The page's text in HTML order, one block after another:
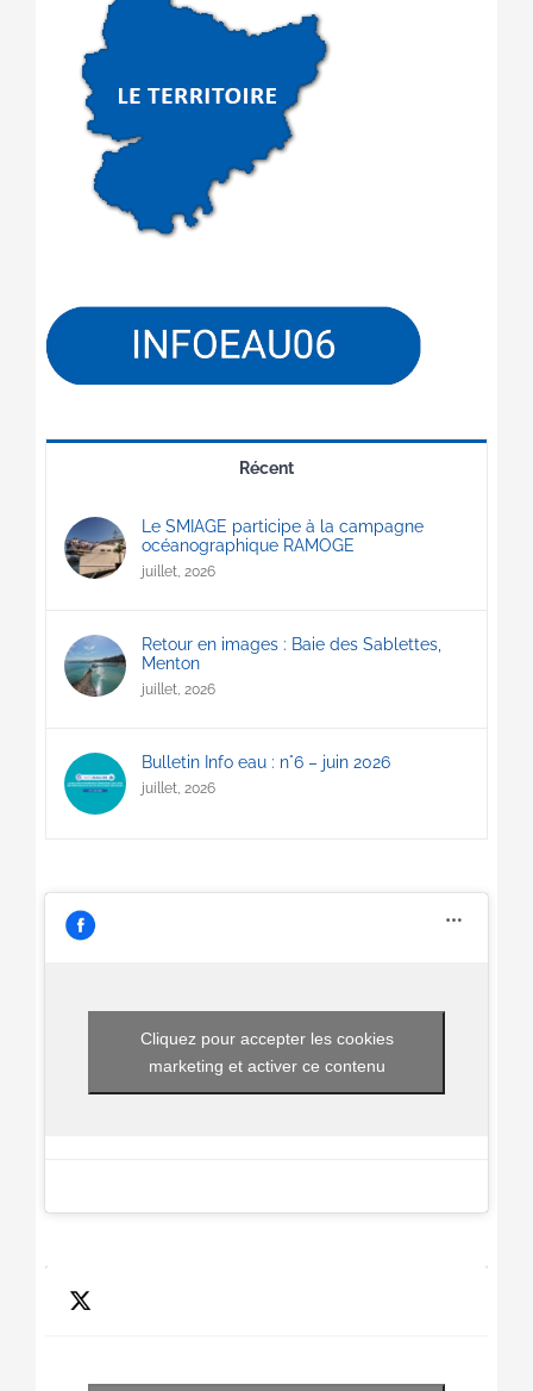
Récent
Le SMIAGE participe à la campagne
océanographique RAMOGE
juillet, 2026
Retour en images : Baie des Sablettes,
Menton
juillet, 2026
Bulletin Info eau : n°6 – juin 2026
juillet, 2026
Cliquez pour accepter les cookies
marketing et activer ce contenu